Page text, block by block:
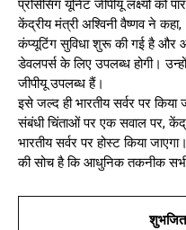
प्रोसेसिंग यूनिट जीपीयू लक्ष्यों को
केंद्रीय मंत्री अश्विनी वैष्णव ने
कंप्यूटिंग सुविधा शुरू की गई है और
डेवलपर्स के लिए उपलब्ध होगी।
जीपीयू उपलब्ध हैं।
इसे जल्द ही भारतीय सर्वर पर
संबंधी चिंताओं पर एक सवाल पर,
भारतीय सर्वर पर होस्ट किया
की सोच है कि आधुनिक तकनीक सभी